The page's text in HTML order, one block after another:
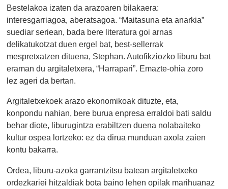
Bestelakoa izaten da arazoaren bilakaera:
interesgarriagoa, aberatsagoa. “Maitasuna eta anarkia”
suediar seriean, bada bere literatura goi arnas
delikatukotzat duen ergel bat, best-sellerrak
mespretxatzen dituena, Stephan. Autofikziozko liburu bat
eraman du argitaletxera, “Harrapari”. Emazte-ohia zoro
lez ageri da bertan.
Argitaletxekoek arazo ekonomikoak dituzte, eta,
konpondu nahian, bere burua enpresa erraldoi bati saldu
behar diote, liburugintza erabiltzen duena nolabaiteko
kultur ospea lortzeko: ez da dirua munduan axola zaien
kontu bakarra.
Ordea, liburu-azoka garrantzitsu batean argitaletxeko
ordezkariei hitzaldiak bota baino lehen opilak marihuanaz